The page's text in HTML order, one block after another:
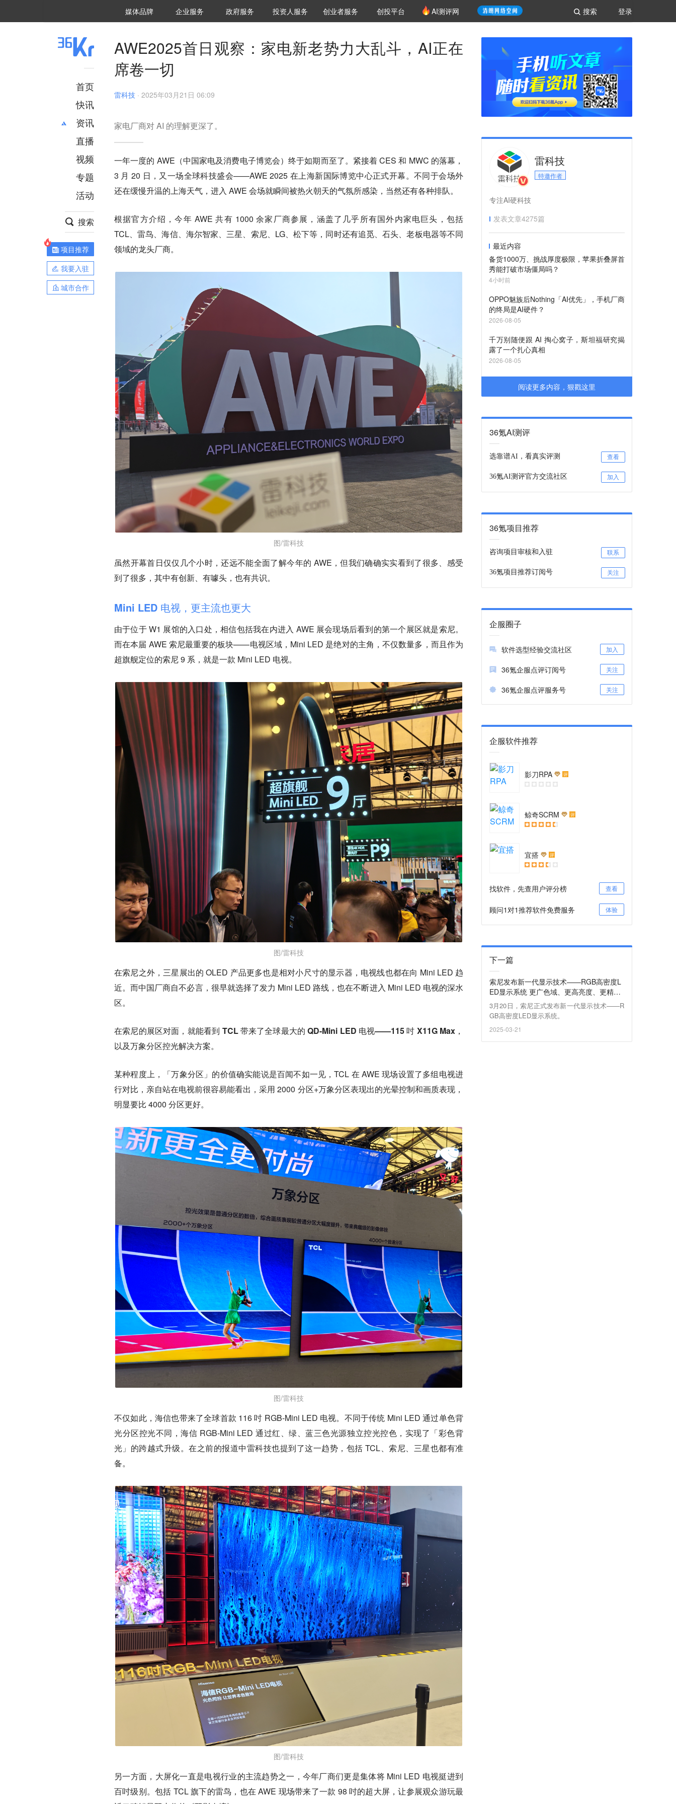
登录
搜索
媒体品牌 36Kr研究院
企业服务 城市之窗
政府服务 VClub投资机构库
投资机构职位推介
投资人服务 创投氪堂
创业者服务 创投平台 AI测评网
首页
快讯
资讯
推荐
财经
项目推荐
安徽
直播
视频
专题
活动
搜索
项目推荐
我要入驻
城市合作
AWE2025首日观察：家电新老势力大乱斗，AI正在
席卷一切
雷科技 · 2025年03月21日 06:09
家电厂商对 AI 的理解更深了。
一年一度的 AWE（中国家电及消费电子博览会）终于如期而至了。紧接着 CES 和 MWC 的落幕，
3 月 20 日，又一场全球科技盛会——AWE 2025 在上海新国际博览中心正式开幕。不同于会场外
还在缓慢升温的上海天气，进入 AWE 会场就瞬间被热火朝天的气氛所感染，当然还有各种排队。
根据官方介绍，今年 AWE 共有 1000 余家厂商参展，涵盖了几乎所有国外内家电巨头，包括
TCL、雷鸟、海信、海尔智家、三星、索尼、LG、松下等，同时还有追觅、石头、老板电器等不同
领域的龙头厂商。
图/雷科技
虽然开幕首日仅仅几个小时，还远不能全面了解今年的 AWE，但我们确确实实看到了很多、感受
到了很多，其中有创新、有噱头，也有共识。
Mini LED 电视，更主流也更大
由于位于 W1 展馆的入口处，相信包括我在内进入 AWE 展会现场后看到的第一个展区就是索尼。
而在本届 AWE 索尼最重要的板块——电视区域，Mini LED 是绝对的主角，不仅数量多，而且作为
超旗舰定位的索尼 9 系，就是一款 Mini LED 电视。
图/雷科技
在索尼之外，三星展出的 OLED 产品更多也是相对小尺寸的显示器，电视线也都在向 Mini LED 趋
近。而中国厂商自不必言，很早就选择了发力 Mini LED 路线，也在不断进入 Mini LED 电视的深水
区。
在索尼的展区对面，就能看到 TCL 带来了全球最大的 QD-Mini LED 电视——115 吋 X11G Max，
以及万象分区控光解决方案。
某种程度上，「万象分区」的价值确实能说是百闻不如一见，TCL 在 AWE 现场设置了多组电视进
行对比，亲自站在电视前很容易能看出，采用 2000 分区+万象分区表现出的光晕控制和画质表现，
明显要比 4000 分区更好。
图/雷科技
不仅如此，海信也带来了全球首款 116 吋 RGB-Mini LED 电视。不同于传统 Mini LED 通过单色背
光分区控光不同，海信 RGB-Mini LED 通过红、绿、蓝三色光源独立控光控色，实现了「彩色背
光」的跨越式升级。在之前的报道中雷科技也提到了这一趋势，包括 TCL、索尼、三星也都有准
备。
图/雷科技
另一方面，大屏化一直是电视行业的主流趋势之一，今年厂商们更是集体将 Mini LED 电视挺进到
百吋级别。包括 TCL 旗下的雷鸟，也在 AWE 现场带来了一款 98 吋的超大屏，让参展观众游玩最
雷科技
特邀作者
专注AI硬科技
发表文章4275篇
最近内容
备货1000万、挑战厚度极限，苹果折叠屏首
秀能打破市场僵局吗？
4小时前
OPPO魅族后Nothing「AI优先」，手机厂商
的终局是AI硬件？
2026-08-05
千万别随便跟 AI 掏心窝子，斯坦福研究揭
露了一个扎心真相
2026-08-05
阅读更多内容，狠戳这里
36氪AI测评
选靠谱AI，看真实评测 查看
36氪AI测评官方交流社区 加入
36氪项目推荐
咨询项目审核和入驻 联系
36氪项目推荐订阅号 关注
企服圈子
软件选型经验交流社区 加入
36氪企服点评订阅号 关注
36氪企服点评服务号 关注
企服软件推荐
影刀RPA 评
鲸奇SCRM 评
宜搭 评
找软件，先查用户评分榜 查看
顾问1对1推荐软件免费服务 体验
下一篇
索尼发布新一代显示技术——RGB高密度L
ED显示系统 更广色域、更高亮度、更精准
控制
3月20日，索尼正式发布新一代显示技术——R
GB高密度LED显示系统。
2025-03-21